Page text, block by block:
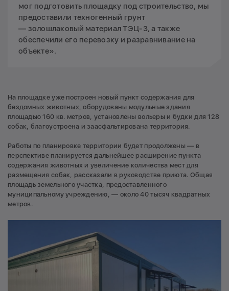
мог подготовить площадку под строительство, мы
предоставили техногенный грунт
— золошлаковый материал ТЭЦ-3, а также
обеспечили его перевозку и разравнивание на
объекте».
На площадке уже построен новый пункт содержания для
бездомных животных, оборудованы модульные здания
площадью 160 кв. метров, установлены вольеры и будки для 128
собак, благоустроена и заасфальтирована территория.
Работы по планировке территории будет продолжены — в
перспективе планируется дальнейшее расширение пункта
содержания животных и увеличение количества мест для
размещения собак, рассказали в руководстве приюта. Общая
площадь земельного участка, предоставленного
муниципальному учреждению, — около 40 тысяч квадратных
метров.